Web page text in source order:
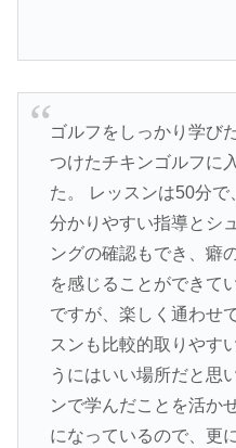
ゴルフをしっかり学び
つけたチキンゴルフに
た。 レッスンは50分
分かりやすい指導とシ
ングの確認もでき、癖
を感じることができて
ですが、楽しく通わせ
スンも比較的取りやす
うにはいい場所だと思
ンで学んだことを活か
になっているので、更